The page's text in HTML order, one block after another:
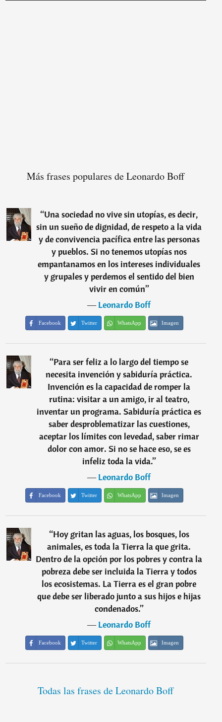
Más frases populares de Leonardo Boff
“Una sociedad no vive sin utopías, es decir,
sin un sueño de dignidad, de respeto a la vida
y de convivencia pacífica entre las personas
y pueblos. Si no tenemos utopías nos
empantanamos en los intereses individuales
y grupales y perdemos el sentido del bien
vivir en común”
―Leonardo Boff
Facebook Twitter WhatsApp Imagen
“Para ser feliz a lo largo del tiempo se
necesita invención y sabiduría práctica.
Invención es la capacidad de romper la
rutina: visitar a un amigo, ir al teatro,
inventar un programa. Sabiduría práctica es
saber desproblematizar las cuestiones,
aceptar los límites con levedad, saber rimar
dolor con amor. Si no se hace eso, se es
infeliz toda la vida.”
―Leonardo Boff
Facebook Twitter WhatsApp Imagen
“Hoy gritan las aguas, los bosques, los
animales, es toda la Tierra la que grita.
Dentro de la opción por los pobres y contra la
pobreza debe ser incluida la Tierra y todos
los ecosistemas. La Tierra es el gran pobre
que debe ser liberado junto a sus hijos e hijas
condenados.”
―Leonardo Boff
Facebook Twitter WhatsApp Imagen
Todas las frases de Leonardo Boff